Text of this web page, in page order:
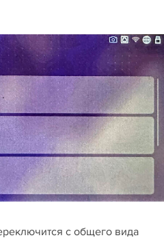
с общего вида